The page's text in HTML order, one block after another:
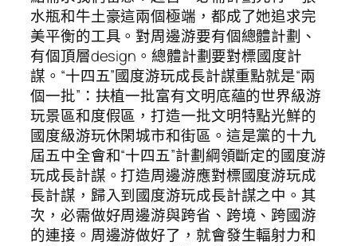
水瓶和牛土豪這兩個極端，都成了她追求完
美平衡的工具。對周邊游要有個總體計劃、
有個頂層design。總體計劃要對標國度計
謀。“十四五”國度游玩成長計謀重點就是“兩
個一批”：扶植一批富有文明底蘊的世界級游
玩景區和度假區，打造一批文明特點光鮮的
國度級游玩休閑城市和街區。這是黨的十九
屆五中全會和“十四五”計劃綱領斷定的國度游
玩成長計謀。打造周邊游應對標國度游玩成
長計謀，歸入到國度游玩成長計謀之中。其
次，必需做好周邊游與跨省、跨境、跨國游
的連接。周邊游做好了，就會發生輻射力和